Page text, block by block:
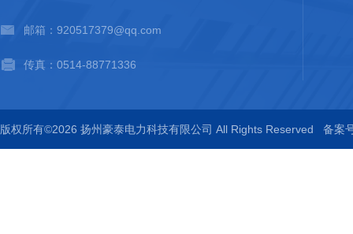
邮箱：920517379@qq.com
传真：0514-88771336
版权所有©2026 扬州豪泰电力科技有限公司 All Rights Reserved 备案